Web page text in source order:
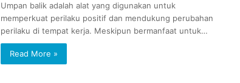
Umpan balik adalah alat yang digunakan untuk
memperkuat perilaku positif dan mendukung perubahan
perilaku di tempat kerja. Meskipun bermanfaat untuk…
Read More »